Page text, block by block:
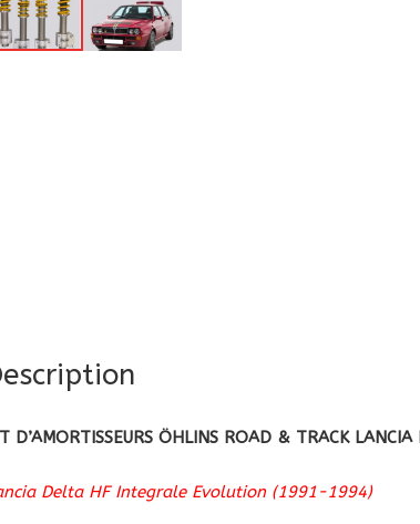
D’AMORTISSEURS ÖHLINS ROAD & TRACK
Delta HF Integrale Evolution (1991-1994)